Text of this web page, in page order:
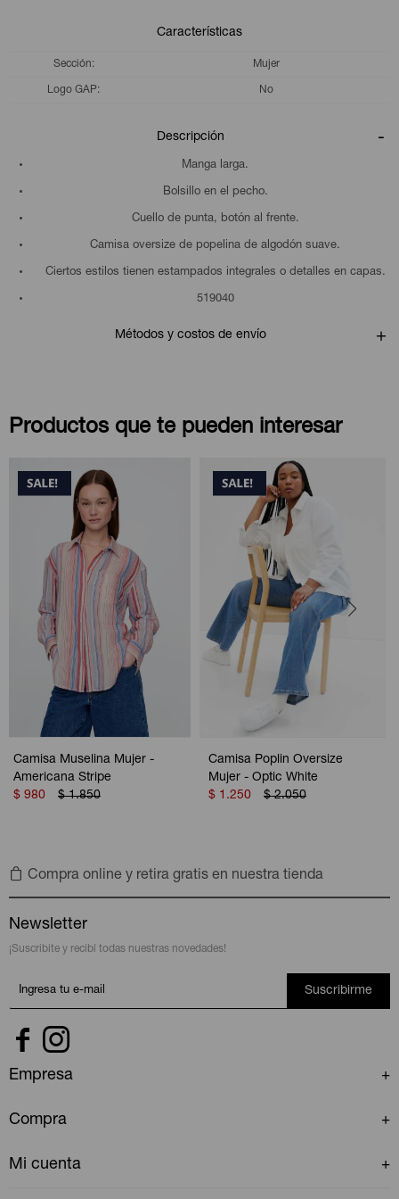
Características
Sección Mujer
Logo GAP No
Descripción
Manga larga.
Bolsillo en el pecho.
Cuello de punta, botón al frente.
Camisa oversize de popelina de algodón suave.
Ciertos estilos tienen estampados integrales o detalles en capas.
519040
Métodos y costos de envío
Productos que te pueden interesar
Camisa Muselina Mujer -
Americana Stripe
$ 980 $ 1.850
Camisa Poplin Oversize
Mujer - Optic White
$ 1.250 $ 2.050
Compra online y retira gratis en nuestra tienda
Newsletter
¡Suscribite y recibí todas nuestras novedades!
Suscribirme
 
Empresa
Compra
Mi cuenta